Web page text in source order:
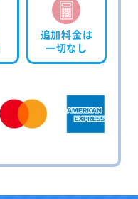
追加料金は
一切なし